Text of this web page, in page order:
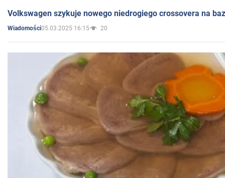
Volkswagen szykuje nowego niedrogiego crossovera na
Wiadomości05.03.2025 16:15 20